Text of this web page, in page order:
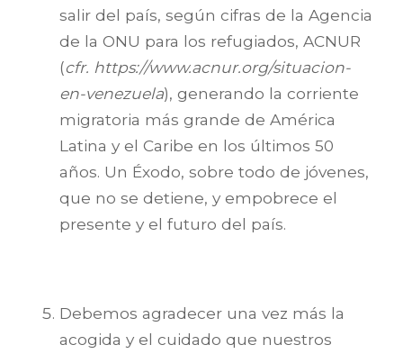
salir del país, según cifras de la Agencia
de la ONU para los refugiados, ACNUR
(cfr. https://www.acnur.org/situacion-
en-venezuela), generando la corriente
migratoria más grande de América
Latina y el Caribe en los últimos 50
años. Un Éxodo, sobre todo de jóvenes,
que no se detiene, y empobrece el
presente y el futuro del país.
Debemos agradecer una vez más la
acogida y el cuidado que nuestros